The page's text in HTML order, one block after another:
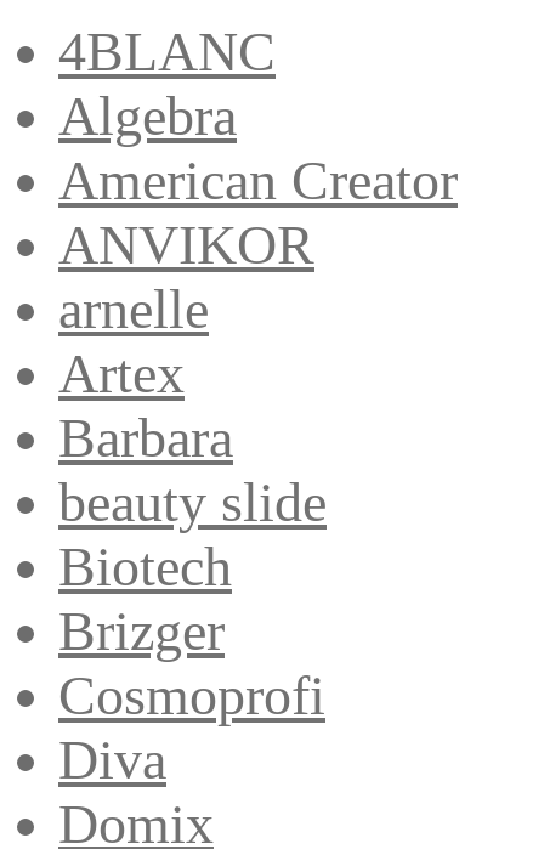
4BLANC
Algebra
American Creator
ANVIKOR
arnelle
Artex
Barbara
beauty slide
Biotech
Brizger
Cosmoprofi
Diva
Domix